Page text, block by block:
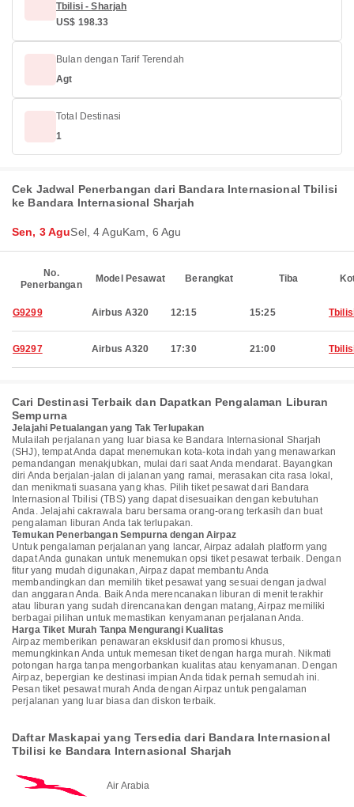
Tbilisi - Sharjah
US$ 198.33
Bulan dengan Tarif Terendah
Agt
Total Destinasi
1
Cek Jadwal Penerbangan dari Bandara Internasional Tbilisi
ke Bandara Internasional Sharjah
Sen, 3 AguSel, 4 AguKam, 6 Agu
No.
Penerbangan
Model Pesawat Berangkat Tiba
G9299 Airbus A320 12:15 15:25
G9297 Airbus A320 17:30 21:00
Cari Destinasi Terbaik dan Dapatkan Pengalaman Liburan
Sempurna
Jelajahi Petualangan yang Tak Terlupakan
Mulailah perjalanan yang luar biasa ke Bandara Internasional Sharjah
(SHJ), tempat Anda dapat menemukan kota-kota indah yang menawarkan
pemandangan menakjubkan, mulai dari saat Anda mendarat. Bayangkan
diri Anda berjalan-jalan di jalanan yang ramai, merasakan cita rasa lokal,
dan menikmati suasana yang khas. Pilih tiket pesawat dari Bandara
Internasional Tbilisi (TBS) yang dapat disesuaikan dengan kebutuhan
Anda. Jelajahi cakrawala baru bersama orang-orang terkasih dan buat
pengalaman liburan Anda tak terlupakan.
Temukan Penerbangan Sempurna dengan Airpaz
Untuk pengalaman perjalanan yang lancar, Airpaz adalah platform yang
dapat Anda gunakan untuk menemukan opsi tiket pesawat terbaik. Dengan
fitur yang mudah digunakan, Airpaz dapat membantu Anda
membandingkan dan memilih tiket pesawat yang sesuai dengan jadwal
dan anggaran Anda. Baik Anda merencanakan liburan di menit terakhir
atau liburan yang sudah direncanakan dengan matang, Airpaz memiliki
berbagai pilihan untuk memastikan kenyamanan perjalanan Anda.
Harga Tiket Murah Tanpa Mengurangi Kualitas
Airpaz memberikan penawaran eksklusif dan promosi khusus,
memungkinkan Anda untuk memesan tiket dengan harga murah. Nikmati
potongan harga tanpa mengorbankan kualitas atau kenyamanan. Dengan
Airpaz, bepergian ke destinasi impian Anda tidak pernah semudah ini.
Pesan tiket pesawat murah Anda dengan Airpaz untuk pengalaman
perjalanan yang luar biasa dan diskon terbaik.
Daftar Maskapai yang Tersedia dari Bandara Internasional
Tbilisi ke Bandara Internasional Sharjah
Air Arabia